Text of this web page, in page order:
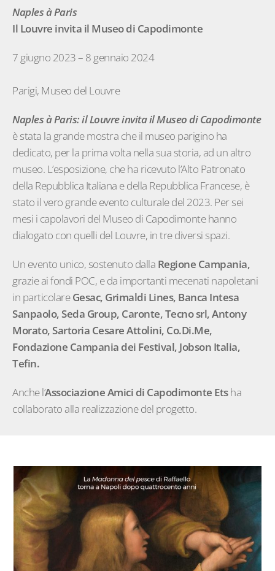
Naples à Paris
Il Louvre invita il Museo di Capodimonte
7 giugno 2023 – 8 gennaio 2024
Parigi, Museo del Louvre
Naples à Paris: il Louvre invita il Museo di Capodimonte
è stata la grande mostra che il museo parigino ha
dedicato, per la prima volta nella sua storia, ad un altro
museo. L’esposizione, che ha ricevuto l’Alto Patronato
della Repubblica Italiana e della Repubblica Francese, è
stato il vero grande evento culturale del 2023. Per sei
mesi i capolavori del Museo di Capodimonte hanno
dialogato con quelli del Louvre, in tre diversi spazi.
Un evento unico, sostenuto dalla Regione Campania,
grazie ai fondi POC, e da importanti mecenati napoletani
in particolareGesac, Grimaldi Lines, Banca Intesa
Sanpaolo,Seda Group, Caronte,Tecno srl,Antony
Morato,Sartoria Cesare Attolini, Co.Di.Me,
Fondazione Campania dei Festival, Jobson Italia,
Tefin.
Anche l’Associazione Amici di Capodimonte Etsha
collaborato alla realizzazione del progetto.